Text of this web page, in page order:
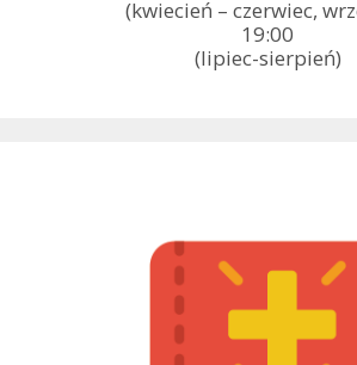
(kwiecień – czerwiec,
19:00
(lipiec-sierpień)